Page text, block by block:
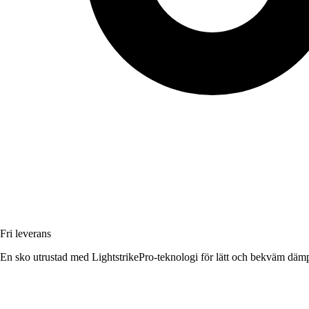
Fri leverans
En sko utrustad med LightstrikePro-teknologi för lätt och bekväm